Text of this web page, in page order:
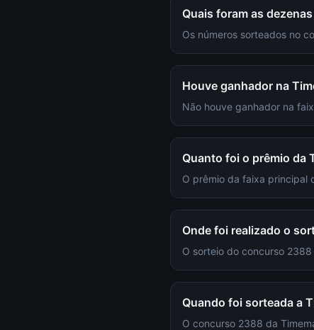
Quais foram as
Os números sorteados no
Houve ganhador na
Não houve ganhador na
Quanto foi o prêmio da
O prêmio da faixa principal
Onde foi realizado o
O sorteio do concurso 2388
Quando foi sorteada a
O concurso 2388 da